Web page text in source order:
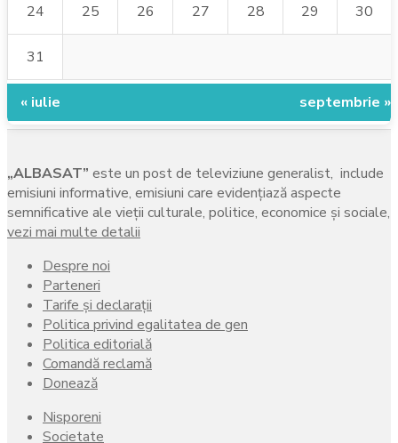
24 25 26 27 28 29 30
31
« iulie septembrie »
„ALBASAT” este un post de televiziune generalist, include
emisiuni informative, emisiuni care evidenţiază aspecte
semnificative ale vieţii culturale, politice, economice şi sociale,
vezi mai multe detalii
Despre noi
Parteneri
Tarife și declarații
Politica privind egalitatea de gen
Politica editorială
Comandă reclamă
Donează
Nisporeni
Societate